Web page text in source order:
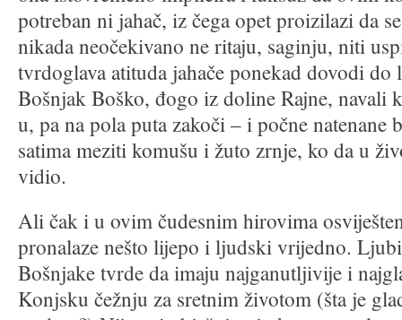
potreban ni jahač, iz čega opet proizilazi da
nikada neočekivano ne ritaju, saginju, niti
tvrdoglava atituda jahače ponekad dovodi do
Bošnjak Boško, đogo iz doline Rajne, navali
u, pa na pola puta zakoči – i počne natenane
satima meziti komušu i žuto zrnje, ko da u
vidio.
Ali čak i u ovim čudesnim hirovima
pronalaze nešto lijepo i ljudski vrijedno.
Bošnjake tvrde da imaju najganutljivije i
Konjsku čežnju za sretnim životom (šta je